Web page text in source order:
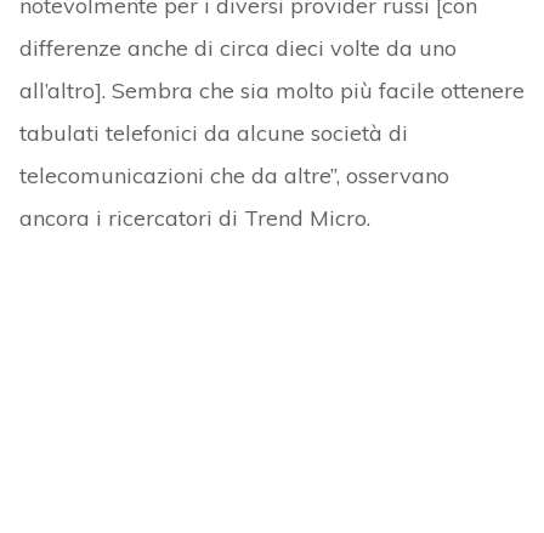
notevolmente per i diversi provider russi [con
differenze anche di circa dieci volte da uno
all’altro]. Sembra che sia molto più facile ottenere
tabulati telefonici da alcune società di
telecomunicazioni che da altre”, osservano
ancora i ricercatori di Trend Micro.